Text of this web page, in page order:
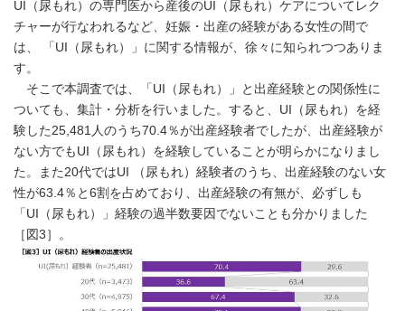
UI（尿もれ）の専門医から産後のUI（尿もれ）ケアについてレク
チャーが行なわれるなど、妊娠・出産の経験がある女性の間で
は、 「UI（尿もれ）」に関する情報が、徐々に知られつつありま
す。
そこで本調査では、「UI（尿もれ）」と出産経験との関係性に
ついても、集計・分析を行いました。すると、UI（尿もれ）を経
験した25,481人のうち70.4％が出産経験者でしたが、出産経験が
ない方でもUI（尿もれ）を経験していることが明らかになりまし
た。また20代ではUI （尿もれ）経験者のうち、出産経験のない女
性が63.4％と6割を占めており、出産経験の有無が、必ずしも
「UI（尿もれ）」経験の過半数要因でないことも分かりました
［図3］。